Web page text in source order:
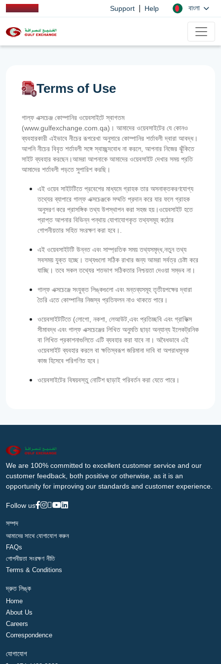
Support Help বাংলা
Terms of Use
গাল্ফ এক্সচেঞ্জ কোম্পানির ওয়েবসাইটে স্বাগতম
(www.gulfexchange.com.qa)। আমাদের ওয়েবসাইটের যে কোনও
ব্যবহারকারী এইভাবে নীচের রূপরেখা অনুসারে কোম্পানির শর্তাবলী দ্বারা আবদ্ধ।
আপনি নীচের বিবৃত শর্তাবলী সঙ্গে স্বাচ্ছন্দবোধ না করলে, আপনার নিজের ঝুঁকিতে
সাইট ব্যবহার করছেন।আমরা আপনাকে আমাদের ওয়েবসাইট দেখার সময় প্রতি
আমাদের শর্তাবলী পড়তে সুপারিশ করছি।
এই ওয়েব সাইটটিতে প্রবেশের মাধ্যমে গ্রাহক তার অসনাক্তকরণযোগ্য
তথ্যের ব্যাপারে গাল্‌ফ এক্সচেঞ্জকে সম্মতি প্রদান করে যার ফলে গ্রাহক
অনুসরণ করে প্রাসঙ্গিক তথ্য উপস্থাপন করা সহজ হয়।ওয়েবসাইট হতে
প্রাপ্ত আপনার বিভিন্ন পন্থায় যোগাযোগকৃত তথ্যসমূহ কঠোর
গোপনীয়তার সহিত সংরক্ষণ করা হবে।.
এই ওয়েবসাইটটি উন্নত এবং সাম্প্রতিক সময় তথ্যসমৃদ্ধ,নতুন তথ্য
সবসময় যুক্ত হচ্ছে। তথ্যগুলো সঠিক রাখার জন্য আমরা সর্বত্র চেষ্টা করে
যাচ্ছি। তবে সকল তথ্যের শতভাগ সঠিকতার নিশ্চয়তা দেওয়া সম্ভব না।
গাল্‌ফ এক্সচেঞ্জে সংযুক্ত লিঙ্কগুলো এবং মন্তব্যসমূহ তৃতীয়পক্ষের দ্বারা
তৈরি এতে কোম্পানির নিজস্ব প্রতিফলন নাও থাকতে পারে।
ওয়েবসাইটটিতে (লোগো, নকশা, লেআউট,এবং প্রতিচ্ছবি এবং গ্রাফিক্স
সীমাবদ্ধ এবং গাল্‌ফ এক্সচেঞ্জের লিখিত অনুমতি ছাড়া অন্যান্য ইলেকট্রনিক
বা লিখিত প্রকাশনাগুলিতে এটি ব্যবহার করা যাবে না। অবৈধভাবে এই
ওয়েবসাইট ব্যবহার করলে বা ক্ষতিস্বরূপ জরিমানা দাবি বা অপরাধমূলক
কাজ হিসেবে পরিগণিত হবে।
ওয়েবসাইটের বিষয়বস্তু নোটিশ ছাড়াই পরিবর্তন করা যেতে পারে।
We are 100% committed to excellent customer service and our
customer feedback, both positive or otherwise, as it is an
opportunity for improving our standards and customer experience.
Follow us
সম্পদ
আমাদের সাথে যোগাযোগ করুন
FAQs
গোপনীয়তা সংরক্ষণ নীতি
Terms & Conditions
দ্রুত লিঙ্ক
Home
About Us
Careers
Correspondence
যোগাযোগ